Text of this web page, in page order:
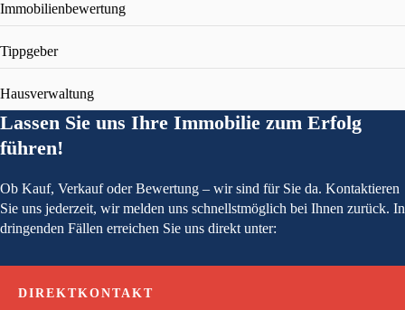
Immobilienbewertung
Tippgeber
Hausverwaltung
Lassen Sie uns Ihre Immobilie zum Erfolg
führen!
Ob Kauf, Verkauf oder Bewertung – wir sind für Sie da. Kontaktieren
Sie uns jederzeit, wir melden uns schnellstmöglich bei Ihnen zurück. In
dringenden Fällen erreichen Sie uns direkt unter:
DIREKTKONTAKT